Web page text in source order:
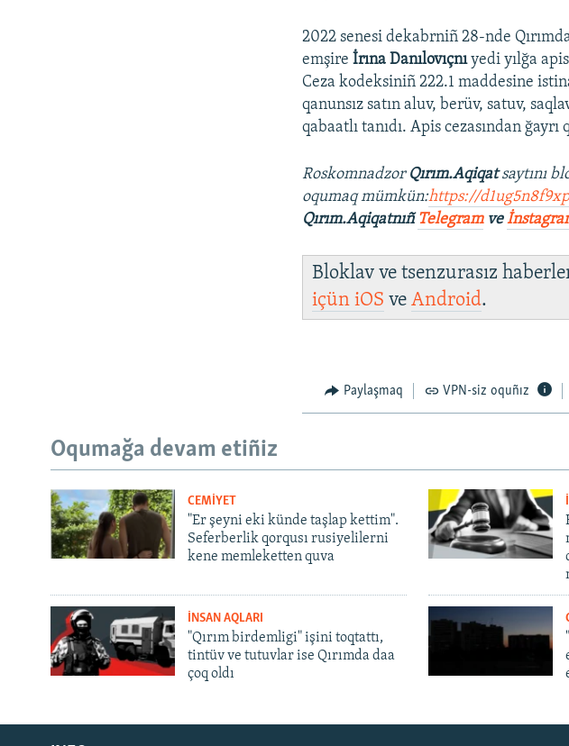
Русский
2022 senesi dekabrniñ 28-nde
emşireİrına Danılovıçnıyedi yılğa
Ceza kodeksiniñ 222.1 maddesine
qanunsız satın aluv, berüv, satuv,
qabaatlı tanıdı. Apis cezasından
Roskomnadzor Qırım.Aqiqatsaytını
oqumaq mümkün:https://
Qırım.AqiqatnıñTelegramve
Bloklav ve tsenzurasız
içüniOS veAndroid.
Paylaşmaq VPN-siz oquñız
Oqumağa devam etiñiz
CEMİYET
"Er şeyni eki künde taşlap kettim".
Seferberlik qorqusı rusiyelilerni
kene memleketten quva
İNSAN AQLARI
"Qırım birdemligi" işini toqtattı,
tintüv ve tutuvlar ise Qırımda daa
çoq oldı